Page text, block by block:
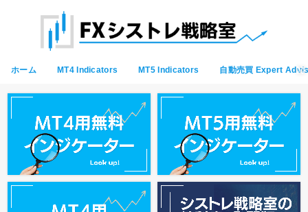
ホーム MT4 Indicators MT5 Indicators 自動売買 Expert